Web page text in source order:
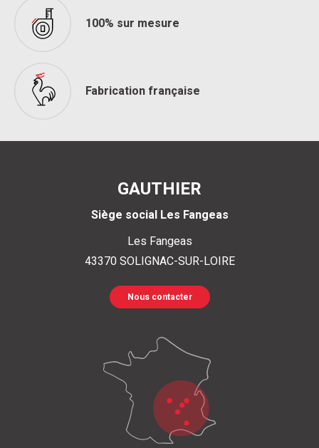
100% sur mesure
Fabrication française
GAUTHIER
Siège social Les Fangeas
Les Fangeas
43370SOLIGNAC-SUR-LOIRE
Nous contacter